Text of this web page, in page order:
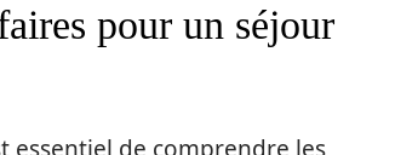
pour un séjour
de comprendre les